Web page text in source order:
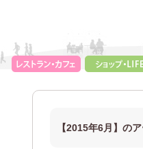
【2015年6月】の